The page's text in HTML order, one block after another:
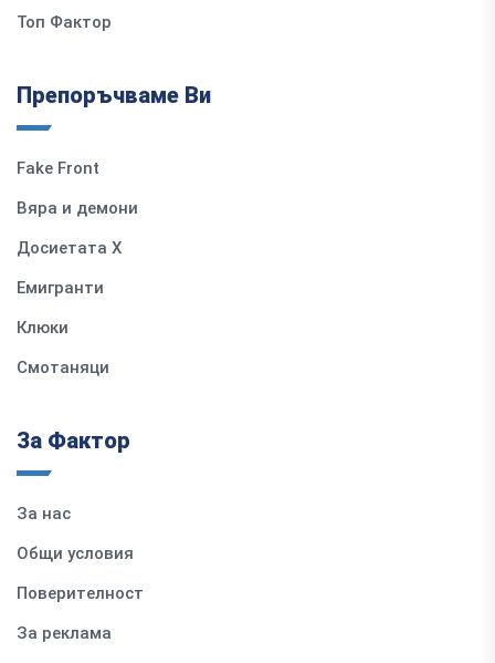
Топ Фактор
Препоръчваме Ви
Fake Front
Вяра и демони
Досиетата Х
Емигранти
Клюки
Смотаняци
За Фактор
За нас
Общи условия
Поверителност
За реклама